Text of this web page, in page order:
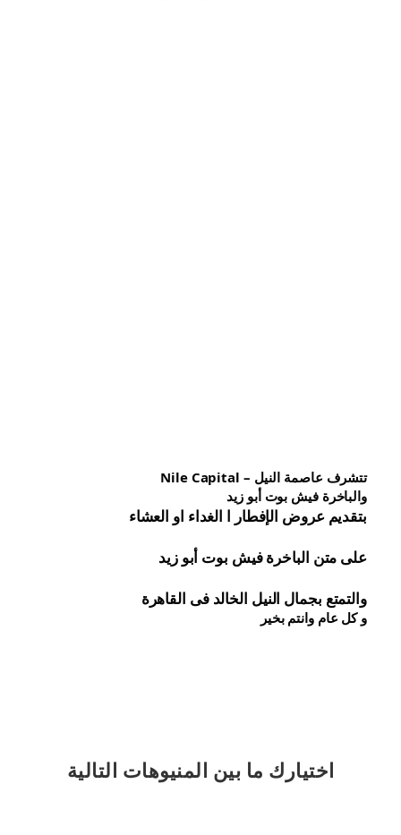
تتشرف عاصمة النيل – Nile Capital
والباخرة فيش بوت أبو زيد
بتقديم عروض الإفطار ا الغداء او العشاء
على متن الباخرة فيش بوت أبو زيد
والتمتع بجمال النيل الخالد فى القاهرة
و كل عام وانتم بخير
اختيارك ما بين المنيوهات التالية